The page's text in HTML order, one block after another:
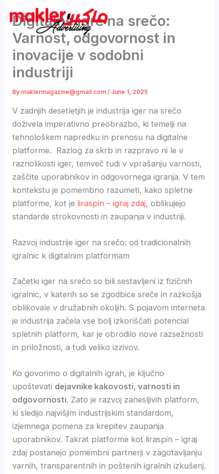
content
Digitalne igre na srečo:
Varnost, odgovornost in
inovacije v sodobni
industriji
By maklermagazine@gmail.com/ June 1, 2025
V zadnjih desetletjih je industrija iger na srečo
doživela imperativno preobrazbo, ki temelji na
tehnološkem napredku in prenosu na digitalne
platforme. Razlog za skrb in razpravo ni le v
raznolikosti iger, temveč tudi v vprašanju varnosti,
zaščite uporabnikov in odgovornega igranja. V tem
kontekstu je pomembno razumeti, kako spletne
platforme, kot je liraspin – igraj zdaj, oblikujejo
standarde strokovnosti in zaupanja v industriji.
Razvoj industrije iger na srečo: od tradicionalnih
igralnic k digitalnim platformam
Začetki iger na srečo so bili sestavljeni iz fizičnih
igralnic, v katerih so se zgodbice sreče in razkošja
oblikovale v družabnih okoljih. S pojavom interneta
je industrija začela vse bolj izkoriščati potencial
spletnih platform, kar je obrodilo nove razsežnosti
in priložnosti, a tudi veliko izzivov.
Ko govorimo o digitalnih igrah, je ključno
upoštevati dejavnike kakovosti, varnosti in
odgovornosti. Zato je razvoj zanesljivih platform,
ki sledijo najvišjim industrijskim standardom,
izjemnega pomena za krepitev zaupanja
uporabnikov. Takrat platforme kot liraspin – igraj
zdaj postanejo pomembni partnerji v zagotavljanju
varnih, transparentnih in poštenih igralnih izkušenj.